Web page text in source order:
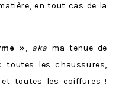
en tout cas de la
», aka ma tenue de
toutes les chaussures,
toutes les coiffures !